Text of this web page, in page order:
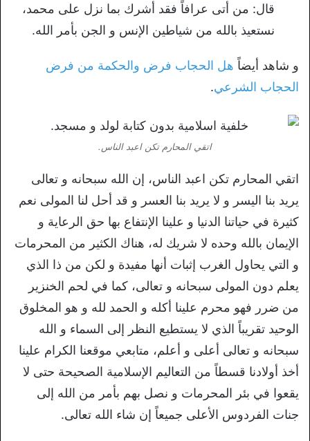
قال: من أتى عرافاً فقد أشرك بما نزل على محمد،
نستعيذ بالله من شياطين الإنس و الجن بأمر الله.
و شاهد أيضاً هل الحجاب فرض والحكمة من فرض
الحجاب الشرعي.
اتقي المحارم تكن اعبد الناس.
اتقي المحارم تكن اعبد الناس، إن الله سبحانه و تعالى
يريد بنا اليسر و لا يريد بنا العسر و قد أحل لنا المولى نعم
كثيرة في حياتنا الدنيا و علينا الإنتفاع بها حق الرعاية و
الإيمان بالله وحده لا شريك له، هناك الكثير من المحرمات
و التي يحاول الغرب إثبات أنها مفيدة و لكن من ذا الذي
يعلم دون المولى سبحانه و تعالى، كما في لحم الخنزير
من ضرر فهو محرم علينا أكله و الحمد لله و هو المخلوق
الوحيد تقريباً الذي لا يستطيع النظر إلى السماء و الله
سبحانه و تعالى أعلى و أعلم، متابعي موقعنا الكرام علينا
أخذ أولادنا قسطاً من التعاليم الإسلامية الصحيحة حتى لا
يقعوا في بئر المحرمات و نصل بهم بأمر من الله إلى
جنات الفردوس الأعلى جميعاً إن شاء الله تعالى.